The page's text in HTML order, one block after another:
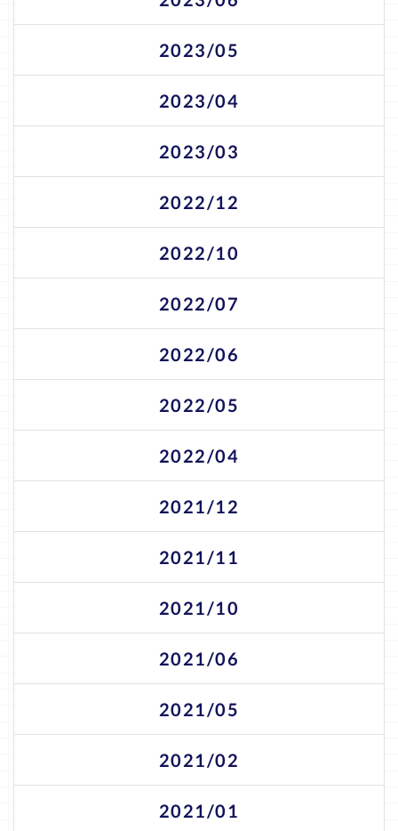
2023/05
2023/04
2023/03
2022/12
2022/10
2022/07
2022/06
2022/05
2022/04
2021/12
2021/11
2021/10
2021/06
2021/05
2021/02
2021/01